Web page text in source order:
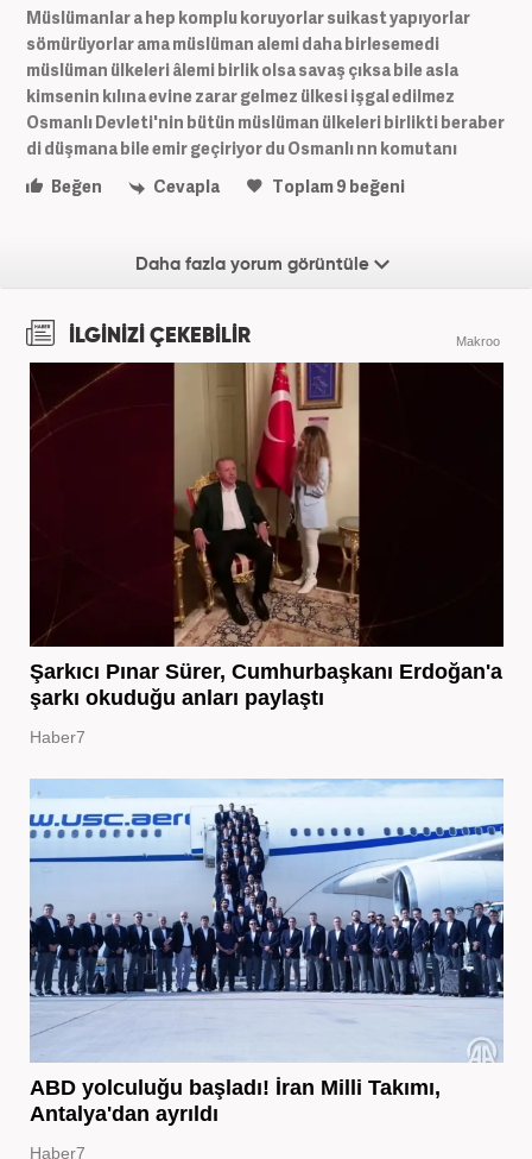
Müslümanlar a hep komplu koruyorlar suikast yapıyorlar
sömürüyorlar ama müslüman alemi daha birlesemedi
müslüman ülkeleri âlemi birlik olsa savaş çıksa bile asla
kimsenin kılına evine zarar gelmez ülkesi işgal edilmez
Osmanlı Devleti'nin bütün müslüman ülkeleri birlikti beraber
di düşmana bile emir geçiriyor du Osmanlı nn komutanı
Beğen
Cevapla Toplam9 beğeni
Daha fazla yorum görüntüle
İLGİNİZİ ÇEKEBİLİR Makroo
Şarkıcı Pınar Sürer, Cumhurbaşkanı Erdoğan'a
şarkı okuduğu anları paylaştı
Haber7
ABD yolculuğu başladı! İran Milli Takımı,
Antalya'dan ayrıldı
Haber7